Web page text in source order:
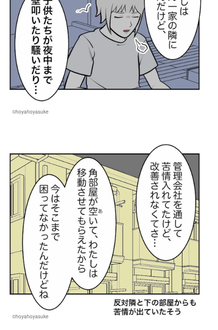
©hoyahoyasuke
©hoyahoyasuke